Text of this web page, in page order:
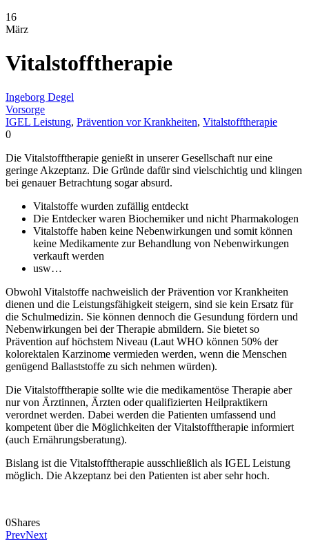
16
März
Vitalstofftherapie
Ingeborg Degel
Vorsorge
IGEL Leistung, Prävention vor Krankheiten, Vitalstofftherapie
0
Die Vitalstofftherapie genießt in unserer Gesellschaft nur eine
geringe Akzeptanz. Die Gründe dafür sind vielschichtig und klingen
bei genauer Betrachtung sogar absurd.
Vitalstoffe wurden zufällig entdeckt
Die Entdecker waren Biochemiker und nicht Pharmakologen
Vitalstoffe haben keine Nebenwirkungen und somit können
keine Medikamente zur Behandlung von Nebenwirkungen
verkauft werden
usw…
Obwohl Vitalstoffe nachweislich der Prävention vor Krankheiten
dienen und die Leistungsfähigkeit steigern, sind sie kein Ersatz für
die Schulmedizin. Sie können dennoch die Gesundung fördern und
Nebenwirkungen bei der Therapie abmildern. Sie bietet so
Prävention auf höchstem Niveau (Laut WHO können 50% der
kolorektalen Karzinome vermieden werden, wenn die Menschen
genügend Ballaststoffe zu sich nehmen würden).
Die Vitalstofftherapie sollte wie die medikamentöse Therapie aber
nur von Ärztinnen, Ärzten oder qualifizierten Heilpraktikern
verordnet werden. Dabei werden die Patienten umfassend und
kompetent über die Möglichkeiten der Vitalstofftherapie informiert
(auch Ernährungsberatung).
Bislang ist die Vitalstofftherapie ausschließlich als IGEL Leistung
möglich. Die Akzeptanz bei den Patienten ist aber sehr hoch.
0Shares
PrevNext